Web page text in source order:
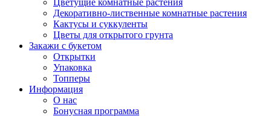
Цветущие комнатные растения
Декоративно-лиственные комнатные растения
Кактусы и суккуленты
Цветы для открытого грунта
Закажи с букетом
Открытки
Упаковка
Топперы
Информация
О нас
Бонусная программа